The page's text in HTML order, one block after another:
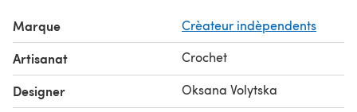
Marque Crèateur indèpendents
Artisanat Crochet
Designer Oksana Volytska